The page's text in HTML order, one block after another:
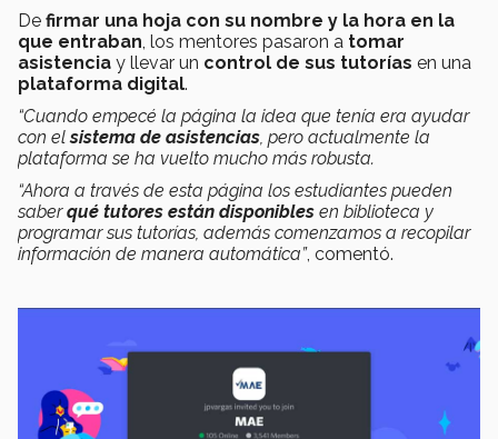
De firmar una hoja con su nombre y la hora en la
que entraban, los mentores pasaron a tomar
asistencia y llevar un control de sus tutorías en una
plataforma digital.
“Cuando empecé la página la idea que tenía era ayudar
con elsistema de asistencias, pero actualmente la
plataforma se ha vuelto mucho más robusta.
“Ahora a través de esta página los estudiantes pueden
saberqué tutores están disponibles en biblioteca y
programar sus tutorías, además comenzamos a recopilar
información de manera automática”, comentó.